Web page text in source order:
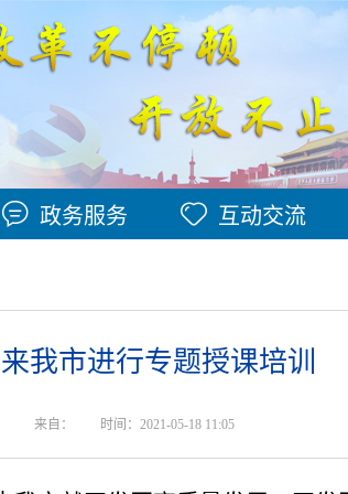
政务服务 互动交流
我市进行专题授课培训
来自： 时间：2021-05-18 11:05